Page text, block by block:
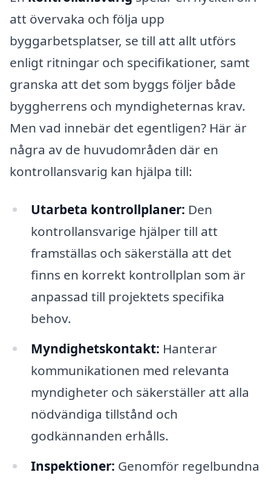
att övervaka och följa upp
byggarbetsplatser, se till att allt utförs
enligt ritningar och specifikationer, samt
granska att det som byggs följer både
byggherrens och myndigheternas krav.
Men vad innebär det egentligen? Här är
några av de huvudområden där en
kontrollansvarig kan hjälpa till:
Utarbeta kontrollplaner: Den
kontrollansvarige hjälper till att
framställas och säkerställa att det
finns en korrekt kontrollplan som är
anpassad till projektets specifika
behov.
Myndighetskontakt: Hanterar
kommunikationen med relevanta
myndigheter och säkerställer att alla
nödvändiga tillstånd och
godkännanden erhålls.
Inspektioner: Genomför regelbundna